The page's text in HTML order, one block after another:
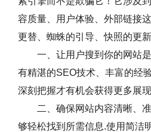
容质量、用户体验、外部链接
更替、蜘蛛的引导、快照的更
一、让用户搜到你的网站
有精湛的SEO技术、丰富的经
深刻把握才有机会获得更多展现
二、确保网站内容清晰、
够轻松找到所需信息.使用简洁